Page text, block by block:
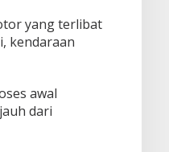
yang terlibat
kendaraan
awal
dari